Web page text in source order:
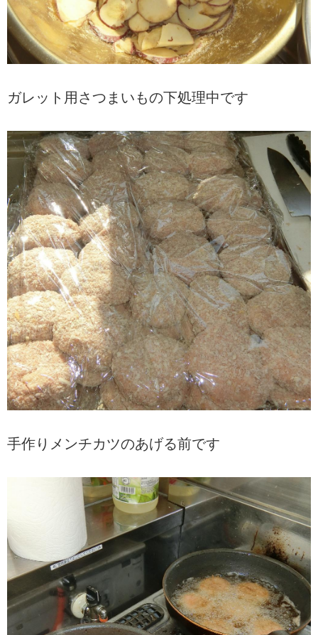
ガレット用さつまいもの下処理中です
手作りメンチカツのあげる前です